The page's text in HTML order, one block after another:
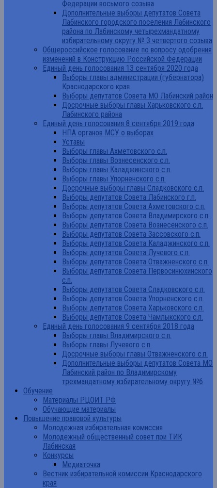
Федерации восьмого созыва
Дополнительные выборы депутатов Совета
Лабинского городского поселения Лабинского
района по Лабинскому четырехмандатному
избирательному округу № 3 четвертого созыва
Общероссийское голосование по вопросу одобрения
изменений в Конструкцию Российской Федерации
Единый день голосования 13 сентября 2020 года
Выборы главы администрации (губернатора)
Краснодарского края
Выборы депутатов Совета МО Лабинский район
Досрочные выборы главы Харьковского с.п.
Лабинского района
Единый день голосования 8 сентября 2019 года
НПА органов МСУ о выборах
Уставы
Выборы главы Ахметовского с.п.
Выборы главы Вознесенского с.п.
Выборы главы Каладжинского с.п.
Выборы главы Упорненского с.п.
Досрочные выборы главы Сладковского с.п.
Выборы депутатов Совета Лабинского г.п.
Выборы депутатов Совета Ахметовского с.п.
Выборы депутатов Совета Владимирского с.п.
Выборы депутатов Совета Вознесенского с.п.
Выборы депутатов Совета Зассовского с.п.
Выборы депутатов Совета Каладжинского с.п.
Выборы депутатов Совета Лучевого с.п.
Выборы депутатов Совета Отважненского с.п.
Выборы депутатов Совета Первосинюхинского
с.п.
Выборы депутатов Совета Сладковского с.п.
Выборы депутатов Совета Упорненского с.п.
Выборы депутатов Совета Харьковского с.п.
Выборы депутатов Совета Чамлыкского с.п.
Единый день голосования 9 сентября 2018 года
Выборы главы Владимирского с.п.
Выборы главы Лучевого с.п.
Досрочные выборы главы Отважненского с.п.
Дополнительные выборы депутатов Совета МО
Лабинский район по Владимирскому
трехмандатному избирательному округу №6
Обучение
Материалы РЦОИТ РФ
Обучающие материалы
Повышение правовой культуры
Молодежная избирательная комиссия
Молодежный общественный совет при ТИК
Лабинская
Конкурсы
Медиаточка
Вестник избирательной комиссии Краснодарского
края